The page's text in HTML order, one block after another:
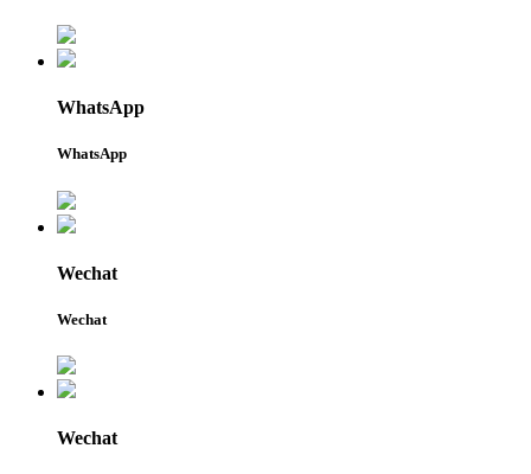
WhatsApp
WhatsApp
Wechat
Wechat
Wechat